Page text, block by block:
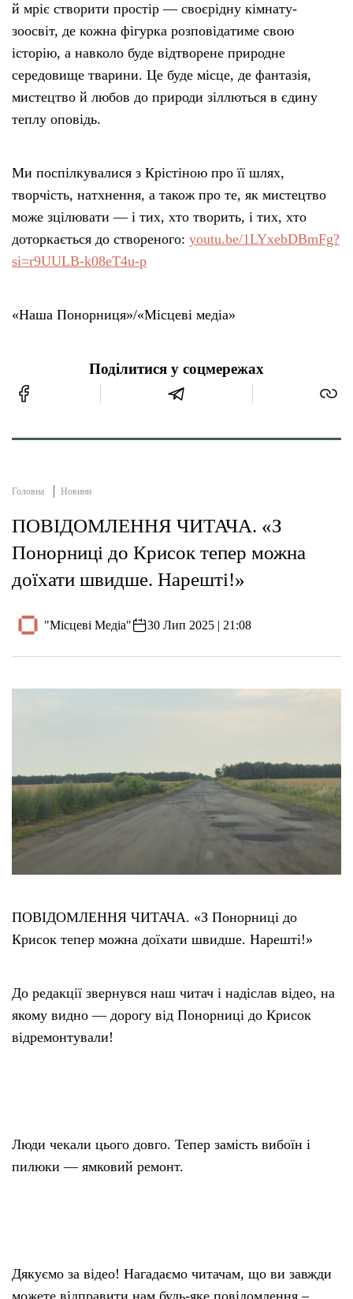
й мріє створити простір — своєрідну кімнату-
зоосвіт, де кожна фігурка розповідатиме свою
історію, а навколо буде відтворене природне
середовище тварини. Це буде місце, де фантазія,
мистецтво й любов до природи зіллються в єдину
теплу оповідь.
Ми поспілкувалися з Крістіною про її шлях,
творчість, натхнення, а також про те, як мистецтво
може зцілювати — і тих, хто творить, і тих, хто
доторкається до створеного: youtu.be/1LYxebDBmFg?
si=r9UULB-k08eT4u-p
«Наша Понорниця»/«Місцеві медіа»
Поділитися у соцмережах
Головна Новини
ПОВІДОМЛЕННЯ ЧИТАЧА. «З
Понорниці до Крисок тепер можна
доїхати швидше. Нарешті!»
"Місцеві Медіа" 30 Лип 2025 | 21:08
ПОВІДОМЛЕННЯ ЧИТАЧА. «З Понорниці до
Крисок тепер можна доїхати швидше. Нарешті!»
До редакції звернувся наш читач і надіслав відео, на
якому видно — дорогу від Понорниці до Крисок
відремонтували!
Люди чекали цього довго. Тепер замість вибоїн і
пилюки — ямковий ремонт.
Дякуємо за відео! Нагадаємо читачам, що ви завжди
можете відправити нам будь-яке повідомлення –